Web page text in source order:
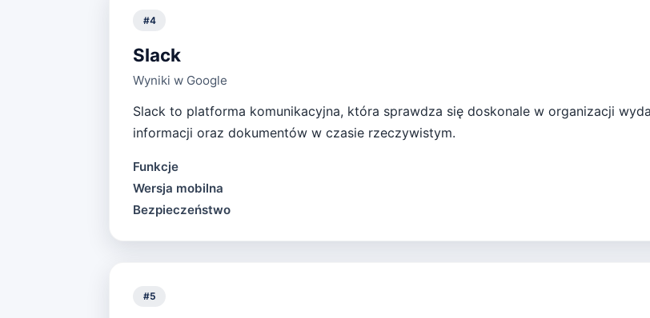
#4
Slack
Wyniki w Google
Slack to platforma komunikacyjna, która sprawdza się doskonale w organizacji
informacji oraz dokumentów w czasie rzeczywistym.
Funkcje
Wersja mobilna
Bezpieczeństwo
#5